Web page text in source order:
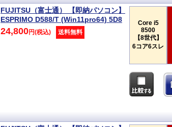
FUJITSU（富士通） 【即納パソコン】
ESPRIMO D588/T (Win11pro64) 5D8
24,800円(税込) 送料無料
Core i5
8500
【8世代】
6コア6スレ